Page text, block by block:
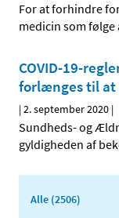
For at forhindre
medicin som følge
COVID-19-
forlænges til
|2. september 2020 |
Sundheds- og
gyldigheden af
Alle (2506)